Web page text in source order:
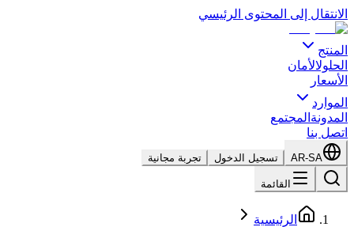
الانتقال إلى المحتوى الرئيسي
المنتج
الحلولالأمان
الأسعار
الموارد
المدونة المجتمع
اتصل بنا
AR-SA تسجيل الدخول تجربة مجانية
القائمة
الرئيسية